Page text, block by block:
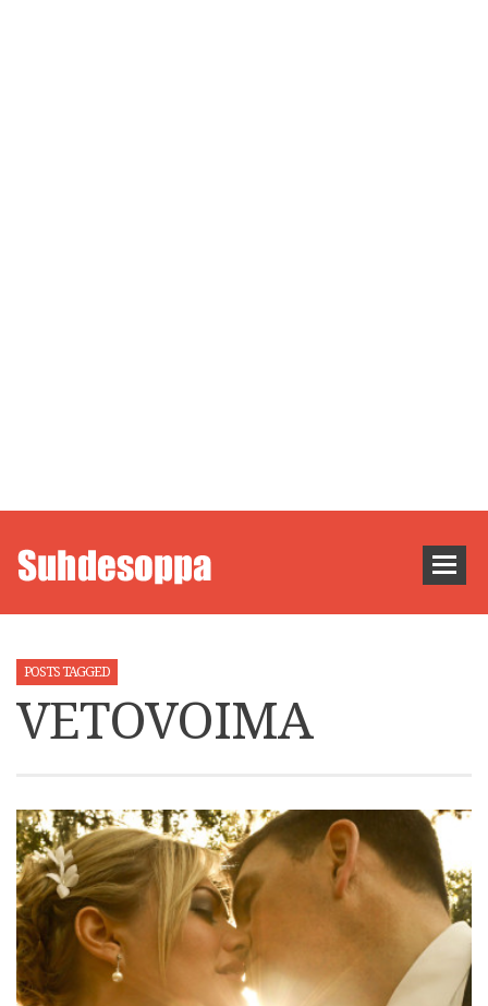
POSTS TAGGED
VETOVOIMA